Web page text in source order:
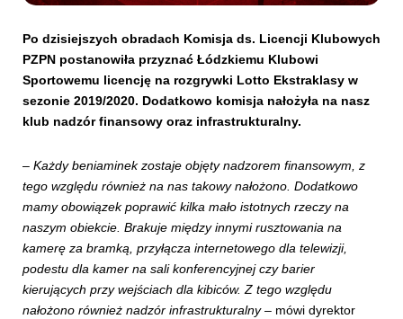
Po dzisiejszych obradach Komisja ds. Licencji Klubowych
PZPN postanowiła przyznać Łódzkiemu Klubowi
Sportowemu licencję na rozgrywki Lotto Ekstraklasy w
sezonie 2019/2020. Dodatkowo komisja nałożyła na nasz
klub nadzór finansowy oraz infrastrukturalny.
– Każdy beniaminek zostaje objęty nadzorem finansowym, z
tego względu również na nas takowy nałożono. Dodatkowo
mamy obowiązek poprawić kilka mało istotnych rzeczy na
naszym obiekcie. Brakuje między innymi rusztowania na
kamerę za bramką, przyłącza internetowego dla telewizji,
podestu dla kamer na sali konferencyjnej czy barier
kierujących przy wejściach dla kibiców. Z tego względu
nałożono również nadzór infrastrukturalny– mówi dyrektor